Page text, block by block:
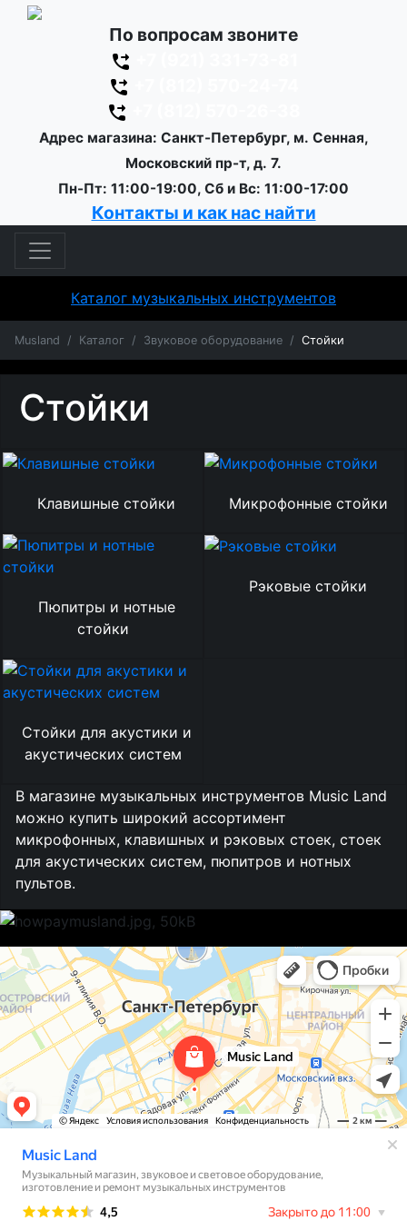
По вопросам звоните
Адрес магазина: Санкт-Петербург, м. Сенная,
Московский пр-т, д. 7.
Пн-Пт: 11:00-19:00, Сб и Вс: 11:00-17:00
Контакты и как нас найти
Каталог музыкальных инструментов
Musland Каталог Звуковое оборудование Стойки
Стойки
Клавишные стойки Микрофонные стойки
Пюпитры и нотные
стойки
Рэковые стойки
Стойки для акустики и
акустических систем
В магазине музыкальных инструментов Music Land
можно купить широкий ассортимент
микрофонных, клавишных и рэковых стоек, стоек
для акустических систем, пюпитров и нотных
пультов.